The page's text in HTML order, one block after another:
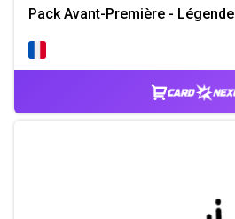
Pack Avant-Première -